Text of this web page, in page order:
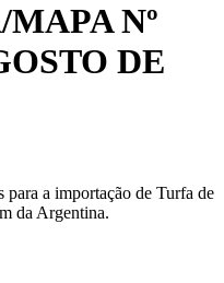
Nº
DE
para a importação de Turfa de
da Argentina.